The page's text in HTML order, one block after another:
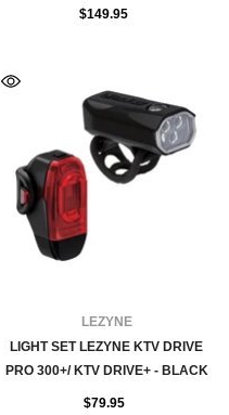
$149.95
FOURNISSEUR:LEZYNE
LIGHT SET LEZYNE KTV DRIVE
PRO 300+/ KTV DRIVE+ - BLACK
$79.95